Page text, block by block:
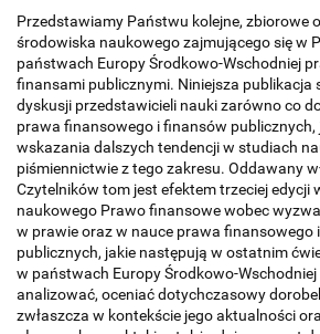
Przedstawiamy Państwu kolejne, zbiorowe
środowiska naukowego zajmującego się w
państwach Europy Środkowo-Wschodniej
finansami publicznymi. Niniejsza publikacja
dyskusji przedstawicieli nauki zarówno co
prawa finansowego i finansów publicznych,
wskazania dalszych tendencji w studiach
piśmiennictwie z tego zakresu. Oddawany
Czytelników tom jest efektem trzeciej edycji
naukowego Prawo finansowe wobec
w prawie oraz w nauce prawa finansowego
publicznych, jakie następują w ostatnim
w państwach Europy Środkowo-
analizować, oceniać dotychczasowy
zwłaszcza w kontekście jego aktualności